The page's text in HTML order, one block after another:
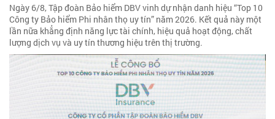
Ngày 6/8, Tập đoàn Bảo hiểm DBV vinh dự nhận danh hiệu “Top 10
Công ty Bảo hiểm Phi nhân thọ uy tín” năm 2026. Kết quả này một
lần nữa khẳng định năng lực tài chính, hiệu quả hoạt động, chất
lượng dịch vụ và uy tín thương hiệu trên thị trường.